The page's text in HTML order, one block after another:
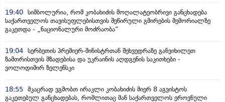
19:40 სიმბოლურია, რომ კობახიძის მოღალატეობრივი განცხადება
საქართველოს თავისუფლებისთვის შეწირული გმირების მემორიალზე
გაკეთდა - „ნაციონალური მოძრაობა“
19:04 სერბეთის პრემიერ-მინისტრთან შეხვედრაზე განვიხილეთ
ზამთრისთვის მზადებისა და უკრაინის აღდგენის საკითხები -
ვოლოდიმირ ზელენსკი
18:55 მკაცრად ვგმობთ ირაკლი კობახიძის მიერ 8 აგვისტოს
გაკეთებულ განცხადებას, რომლითაც მან საქართველოს ეროვნული